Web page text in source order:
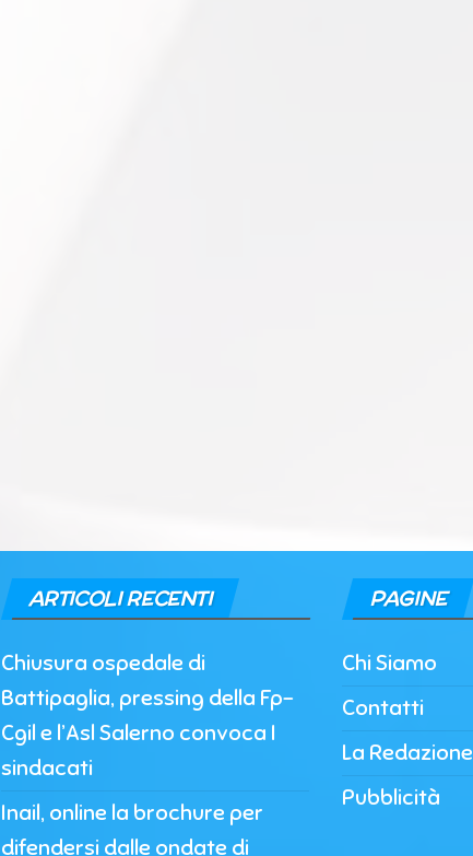
ARTICOLI RECENTI
Chiusura ospedale di
Battipaglia, pressing della Fp-
Cgil e l’Asl Salerno convoca I
sindacati
Inail, online la brochure per
difendersi dalle ondate di
PAGINE
Chi Siamo
Contatti
La Redazione
Pubblicità